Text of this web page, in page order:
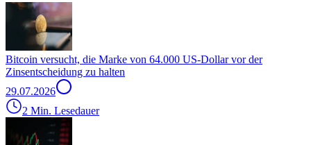
Bitcoin versucht, die Marke von 64.000 US-Dollar vor der
Zinsentscheidung zu halten
29.07.2026
2 Min. Lesedauer